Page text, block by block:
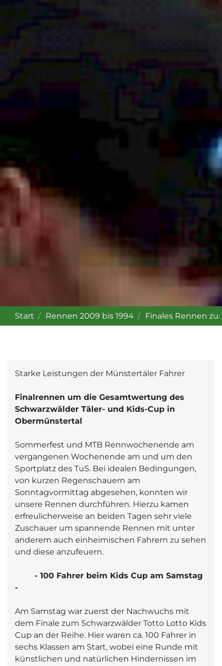
Start Rennen 2009 bis 1994 Finales Rennen
Starke Leistungen der Münstertäler Fahrer
Finalrennen um die Gesamtwertung des
Schwarzwälder Täler- und Kids-Cup in
Obermünstertal
Sommerfest und MTB Rennwochenende am
vergangenen Wochenende am und um den
Sportplatz des TuS. Bei idealen Bedingungen,
von kurzen Regenschauern am
Sonntagvormittag abgesehen, konnten wir
unsere Rennen durchführen. Hierzu kamen
erfreulicherweise an beiden Tagen sehr viele
Zuschauer um spannende Rennen mit unter
anderem auch einheimischen Fahrern zu sehen
und diese anzufeuern.
- 100 Fahrer beim Kids Cup am Samstag
-
Am Samstag war zuerst der Nachwuchs mit
dem Finale zum Schwarzwälder Totto Lotto Kids
Cup an der Reihe. Hier waren ca. 100 Fahrer in
sechs Klassen am Start, wobei eine Runde mit
künstlichen und natürlichen Hindernissen im